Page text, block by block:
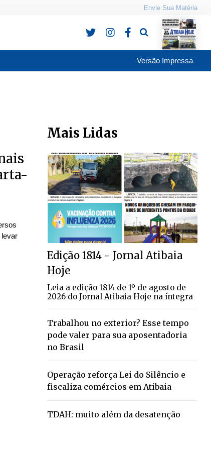
Envie Sua Matéria
Pesquisa
Versão Impressa
levar
Mais Lidas
Edição 1814 - Jornal Atibaia
Hoje
Leia a edição 1814 de 1º de agosto de
2026 do Jornal Atibaia Hoje na íntegra
Trabalhou no exterior? Esse tempo
pode valer para sua aposentadoria
no Brasil
Operação reforça Lei do Silêncio e
fiscaliza comércios em Atibaia
TDAH: muito além da desatenção